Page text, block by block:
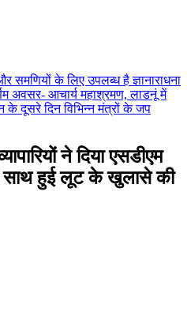
समणियों के लिए उपलब्ध है ज्ञानाराधना
अवसर- आचार्य महाश्रमण, लाडनूं में
के दूसरे दिन विभिन्न मंत्रों के जप
ने दिया एसडीएम
साथ हुई लूट के खुलासे की